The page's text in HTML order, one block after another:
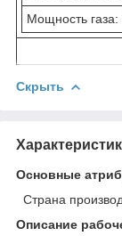
Мощность газа:
Скрыть
Основные
Страна
Описание